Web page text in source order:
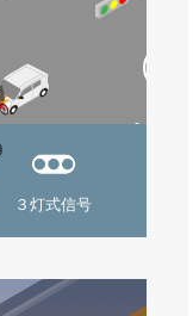
３灯式信号